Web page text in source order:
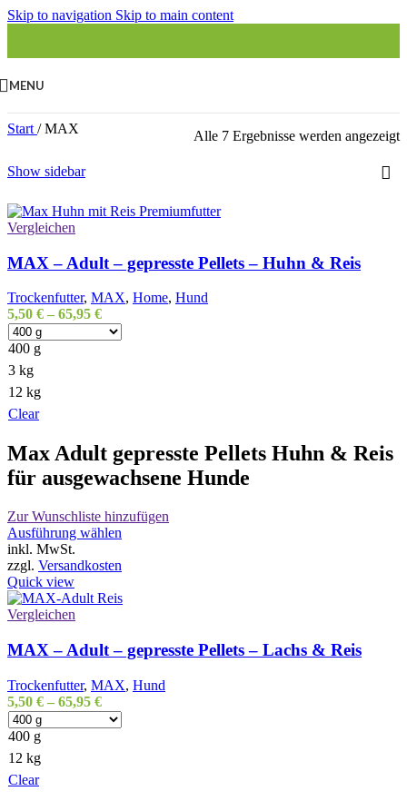
Skip to navigation Skip to main content
MENU
Start / MAX Alle 7 Ergebnisse werden angezeigt
Show sidebar
Vergleichen
MAX – Adult – gepresste Pellets – Huhn & Reis
Trockenfutter, MAX, Home, Hund
5,50 € – 65,95 €
400 g
3 kg
12 kg
Clear
Max Adult gepresste Pellets Huhn & Reis
für ausgewachsene Hunde
Zur Wunschliste hinzufügen
Ausführung wählen
Varianten
Optionen
können
auf
der
Produktseite
gewählt
inkl. MwSt.
zzgl. Versandkosten
Quick view
Vergleichen
MAX – Adult – gepresste Pellets – Lachs & Reis
Trockenfutter, MAX, Hund
5,50 € – 65,95 €
400 g
12 kg
Clear